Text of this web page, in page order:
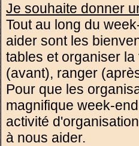
Je souhaite donner
Tout au long du
aider sont les
tables et organiser
(avant), ranger
Pour que les
magnifique week-
activité
à nous aider.